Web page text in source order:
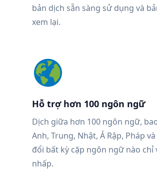
bản dịch sẵn sàng sử dụng và
xem lại.
Hỗ trợ hơn 100 ngôn ngữ
Dịch giữa hơn 100 ngôn ngữ,
Anh, Trung, Nhật, Ả Rập, Pháp
đổi bất kỳ cặp ngôn ngữ nào chỉ
nhấp.